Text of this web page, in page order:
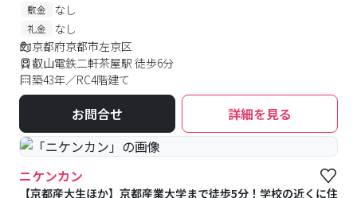
敷金 なし
礼金
なし
京都府京都市左京区
叡山電鉄二軒茶屋駅 徒歩6分
築43年／RC4階建て
お問合せ 詳細を見る
ニケンカン
【京都産大生ほか】京都産業大学まで徒歩5分！学校の近くに住